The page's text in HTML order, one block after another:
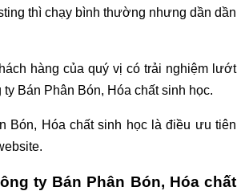
thì chạy bình thường nhưng dần dần
hàng của quý vị có trải nghiệm lướt
Bán Phân Bón, Hóa chất sinh học.
Bón, Hóa chất sinh học là điều ưu tiên
ty Bán Phân Bón, Hóa chất